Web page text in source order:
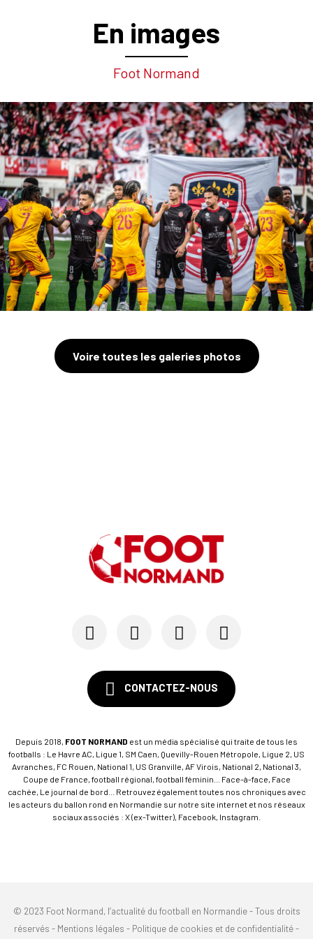
En images
Foot Normand
Voire toutes les galeries photos
CONTACTEZ-NOUS
Depuis 2018, FOOT NORMAND est un média spécialisé qui traite de tous les
footballs : Le Havre AC, Ligue 1, SM Caen, Quevilly-Rouen Métropole, Ligue 2, US
Avranches, FC Rouen, National 1, US Granville, AF Virois, National 2, National 3,
Coupe de France, football régional, football féminin... Face-à-face, Face
cachée, Le journal de bord... Retrouvez également toutes nos chroniques avec
les acteurs du ballon rond en Normandie sur notre site internet et nos réseaux
sociaux associés : X (ex-Twitter), Facebook, Instagram.
© 2023 Foot Normand, l’actualité du football en Normandie - Tous droits
réservés - Mentions légales - Politique de cookies et de confidentialité-